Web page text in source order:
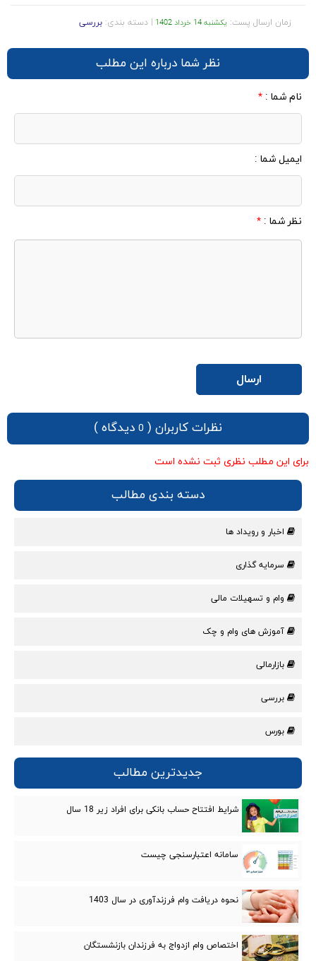
زمان ارسال پست: یکشنبه 14 خرداد 1402 | دسته بندی: بررسی
نظر شما درباره این مطلب
نام شما : *
ایمیل شما :
نظر شما : *
نظرات کاربران ( 0 دیدگاه )
برای این مطلب نظری ثبت نشده است
دسته بندی مطالب
اخبار و رویداد ها
سرمایه گذاری
وام و تسهیلات مالی
آموزش های وام و چک
بازارمالی
بررسی
بورس
جدیدترین مطالب
شرایط افتتاح حساب بانکی برای افراد زیر 18 سال
سامانه اعتبارسنجی چیست
نحوه دریافت وام فرزندآوری در سال 1403
اختصاص وام ازدواج به فرزندان بازنشستگان